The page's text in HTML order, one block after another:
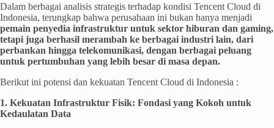
Dalam berbagai analisis strategis terhadap kondisi Tencent Cloud di
Indonesia, terungkap bahwa perusahaan ini bukan hanya menjadi
pemain penyedia infrastruktur untuk sektor hiburan dan gaming,
tetapi juga berhasil merambah ke berbagai industri lain, dari
perbankan hingga telekomunikasi, dengan berbagai peluang
untuk pertumbuhan yang lebih besar di masa depan.
Berikut ini potensi dan kekuatan Tencent Cloud di Indonesia :
1. Kekuatan Infrastruktur Fisik: Fondasi yang Kokoh untuk
Kedaulatan Data